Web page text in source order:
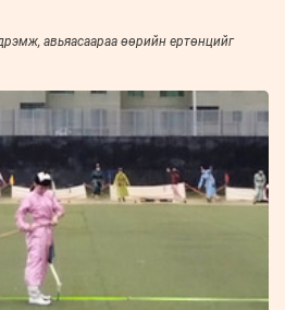
авьяасаараа өөрийн ертөнцийг